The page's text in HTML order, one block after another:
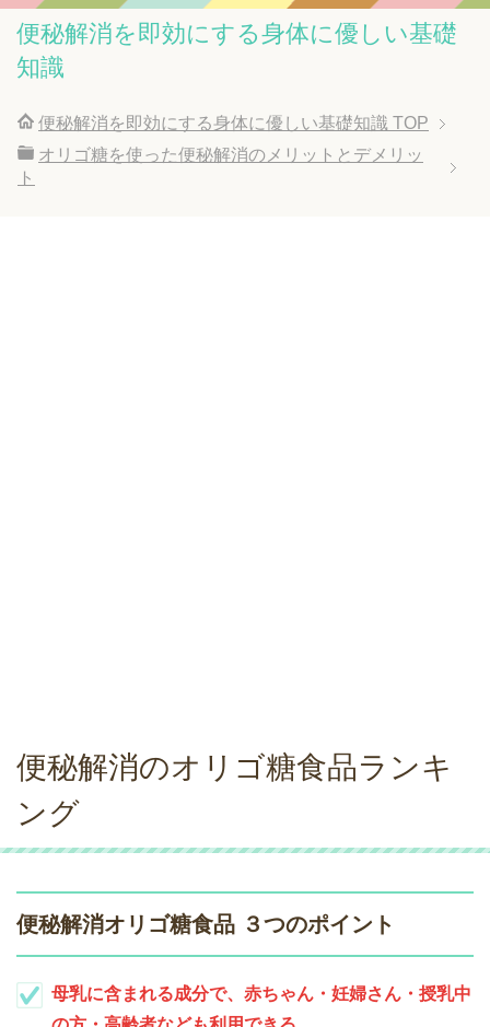
便秘解消を即効にする身体に優しい基礎
知識
便秘解消を即効にする身体に優しい基礎知識 TOP
オリゴ糖を使った便秘解消のメリットとデメリッ
ト
便秘解消のオリゴ糖食品ランキ
ング
便秘解消オリゴ糖食品 ３つのポイント
母乳に含まれる成分で、赤ちゃん・妊婦さん・授乳中